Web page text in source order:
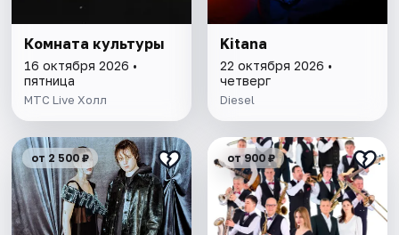
Комната культуры
16 октября 2026 •
пятница
МТС Live Холл
Kitana
22 октября 2026 •
четверг
Diesel
от 2 500 ₽ от 900 ₽